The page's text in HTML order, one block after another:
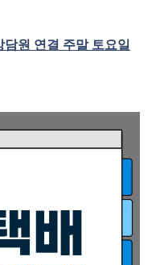
원 연결 주말 토요일